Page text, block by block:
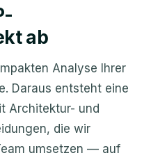
ab
Analyse Ihrer
Daraus entsteht eine
Architektur- und
die wir
umsetzen — auf